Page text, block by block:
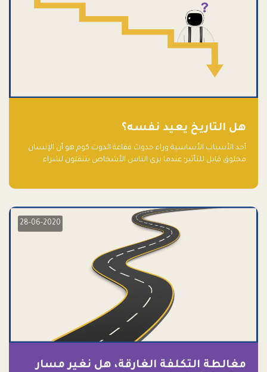
هل التاريخ يعيد نفسه؟
أحد الأسباب الأساسية وراء حدوث فقاعة الدوت كوم هو أن الإنسان
مخلوق قابل للتأثير؛ عندما يرى الناس الأشخاص يتنقلون لشراء
28-06-2020
مغالطة التكلفة الغارقة، هل نغير مسار